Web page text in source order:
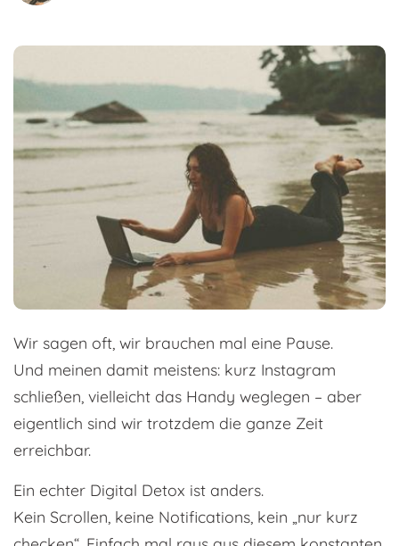
Wir sagen oft, wir brauchen mal eine Pause.
Und meinen damit meistens: kurz Instagram
schließen, vielleicht das Handy weglegen – aber
eigentlich sind wir trotzdem die ganze Zeit
erreichbar.
Ein echter Digital Detox ist anders.
Kein Scrollen, keine Notifications, kein „nur kurz